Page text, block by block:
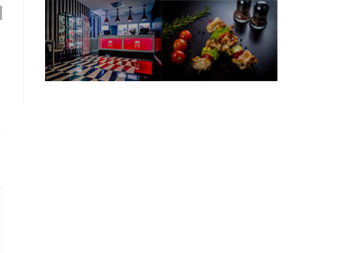
#HaidookExperience La
Potcoava
Turism De Nisa In Romania
Workshop 14.03.2017